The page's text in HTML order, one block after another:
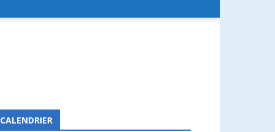
CALENDRIER